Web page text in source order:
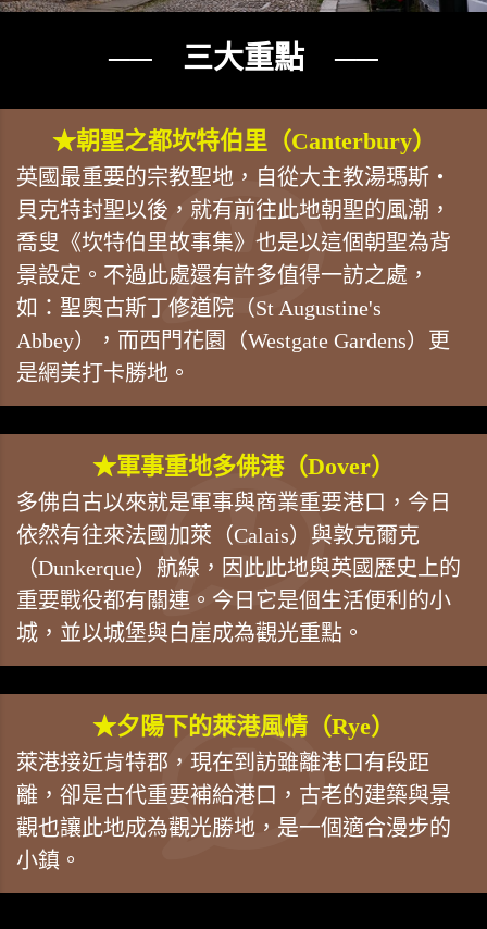
── 三大重點 ──
★朝聖之都坎特伯里（Canterbury）
英國最重要的宗教聖地，自從大主教湯瑪斯‧
貝克特封聖以後，就有前往此地朝聖的風潮，
喬叟《坎特伯里故事集》也是以這個朝聖為背
景設定。不過此處還有許多值得一訪之處，
如：聖奧古斯丁修道院（St Augustine's
Abbey），而西門花園（Westgate Gardens）更
是網美打卡勝地。
★軍事重地多佛港（Dover）
多佛自古以來就是軍事與商業重要港口，今日
依然有往來法國加萊（Calais）與敦克爾克
（Dunkerque）航線，因此此地與英國歷史上的
重要戰役都有關連。今日它是個生活便利的小
城，並以城堡與白崖成為觀光重點。
★夕陽下的萊港風情（Rye）
萊港接近肯特郡，現在到訪雖離港口有段距
離，卻是古代重要補給港口，古老的建築與景
觀也讓此地成為觀光勝地，是一個適合漫步的
小鎮。